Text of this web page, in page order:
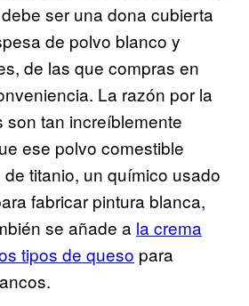
ser una dona cubierta
de polvo blanco y
de las que compras en
La razón por la
son tan increíblemente
ese polvo comestible
titanio, un químico usado
fabricar pintura blanca,
se añade a la crema
tipos de queso para